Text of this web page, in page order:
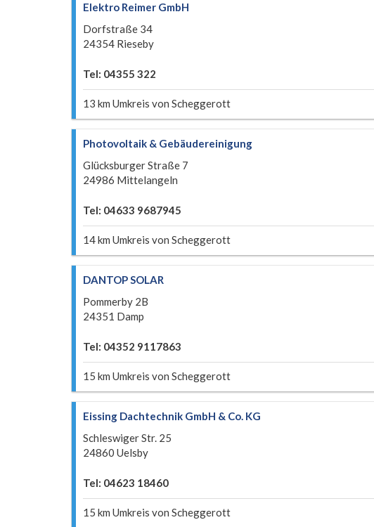
Elektro Reimer GmbH
Dorfstraße 34
24354 Rieseby
Tel: 04355 322
13 km Umkreis von Scheggerott
Photovoltaik & Gebäudereinigung
Glücksburger Straße 7
24986 Mittelangeln
Tel: 04633 9687945
14 km Umkreis von Scheggerott
DANTOP SOLAR
Pommerby 2B
24351 Damp
Tel: 04352 9117863
15 km Umkreis von Scheggerott
Eissing Dachtechnik GmbH & Co. KG
Schleswiger Str. 25
24860 Uelsby
Tel: 04623 18460
15 km Umkreis von Scheggerott